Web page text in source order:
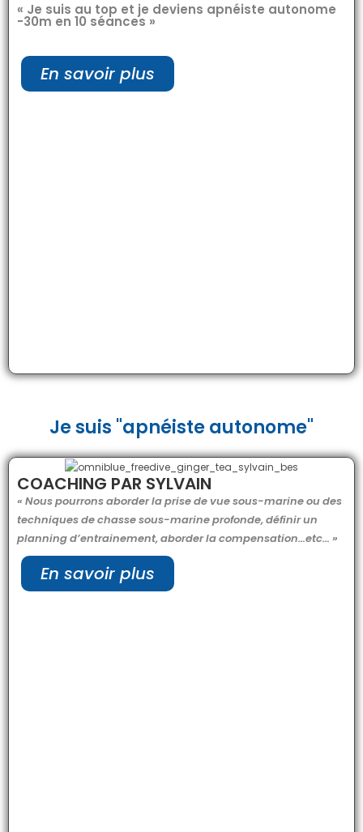
« Je suis au top et je deviens apnéiste autonome
-30m en 10 séances »
En savoir plus
Je suis "apnéiste autonome"
COACHING PAR SYLVAIN
« Nous pourrons aborder la prise de vue sous-marine ou des
techniques de chasse sous-marine profonde, définir un
planning d’entrainement, aborder la compensation…etc… »
En savoir plus